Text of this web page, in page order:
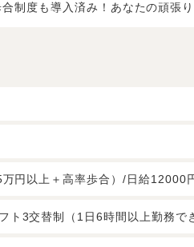
合制度も導入済み！あなたの頑張
円以上＋高率歩合）/日給12000
ト3交替制（1日6時間以上勤務で